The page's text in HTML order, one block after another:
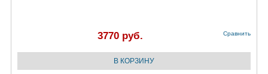
3770 руб. Сравнить